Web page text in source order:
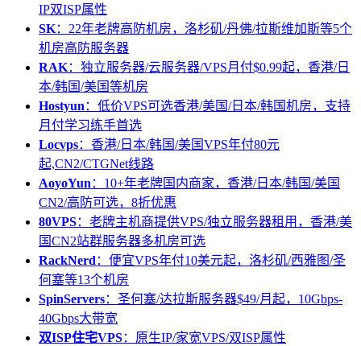
IP双ISP属性
SK：22年老牌高防机房，洛杉矶/丹佛/拉斯维加斯等5个
机房高防服务器
RAK：独立服务器/云服务器/VPS月付$0.99起，香港/日
本/韩国/美国等机房
Hostyun ：低价VPS可选香港/美国/日本/韩国机房，支持
月付学习练手首选
Locvps：香港/日本/韩国/美国VPS年付80元
起,CN2/CTGNet线路
AoyoYun ：10+年老牌国内商家，香港/日本/韩国/美国
CN2/高防可选，8折优惠
80VPS：老牌主机商提供VPS/独立服务器租用，香港/美
国CN2站群服务器多机房可选
RackNerd ：便宜VPS年付10美元起，洛杉矶/西雅图/圣
何塞等13个机房
SpinServers：圣何塞/达拉斯服务器$49/月起，10Gbps-
40Gbps大带宽
双ISP住宅VPS：原生IP/家宽VPS/双ISP属性